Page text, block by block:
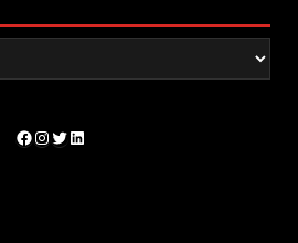
Facebook
Instagram
Twitter
LinkedIn